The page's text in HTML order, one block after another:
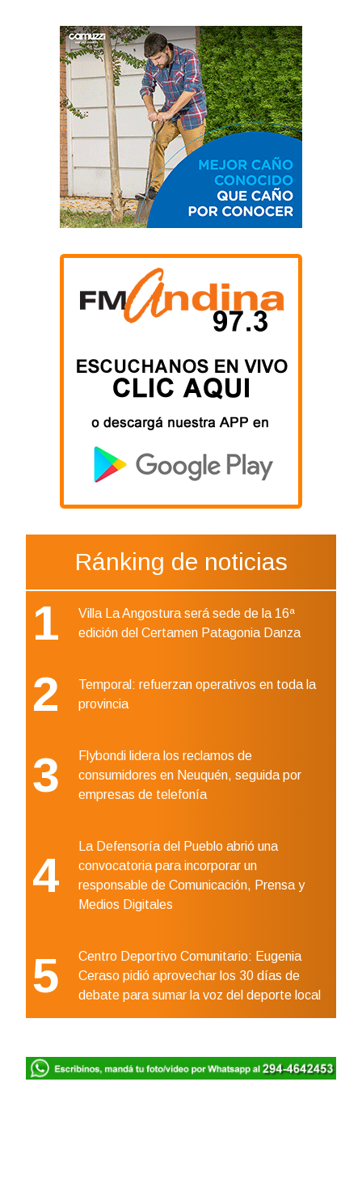
Ránking de noticias
1
Villa La Angostura será sede de la 16ª
edición del Certamen Patagonia Danza
2
Temporal: refuerzan operativos en toda la
provincia
3
Flybondi lidera los reclamos de
consumidores en Neuquén, seguida por
empresas de telefonía
4
La Defensoría del Pueblo abrió una
convocatoria para incorporar un
responsable de Comunicación, Prensa y
Medios Digitales
5
Centro Deportivo Comunitario: Eugenia
Ceraso pidió aprovechar los 30 días de
debate para sumar la voz del deporte local